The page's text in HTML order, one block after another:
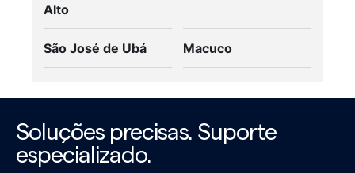
Alto
São José de Ubá Macuco
Soluções precisas. Suporte
especializado.